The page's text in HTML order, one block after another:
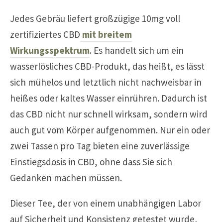
Jedes Gebräu liefert großzügige 10mg voll
zertifiziertes CBD mit breitem
Wirkungsspektrum. Es handelt sich um ein
wasserlösliches CBD-Produkt, das heißt, es lässt
sich mühelos und letztlich nicht nachweisbar in
heißes oder kaltes Wasser einrühren. Dadurch ist
das CBD nicht nur schnell wirksam, sondern wird
auch gut vom Körper aufgenommen. Nur ein oder
zwei Tassen pro Tag bieten eine zuverlässige
Einstiegsdosis in CBD, ohne dass Sie sich
Gedanken machen müssen.
Dieser Tee, der von einem unabhängigen Labor
auf Sicherheit und Konsistenz getestet wurde,